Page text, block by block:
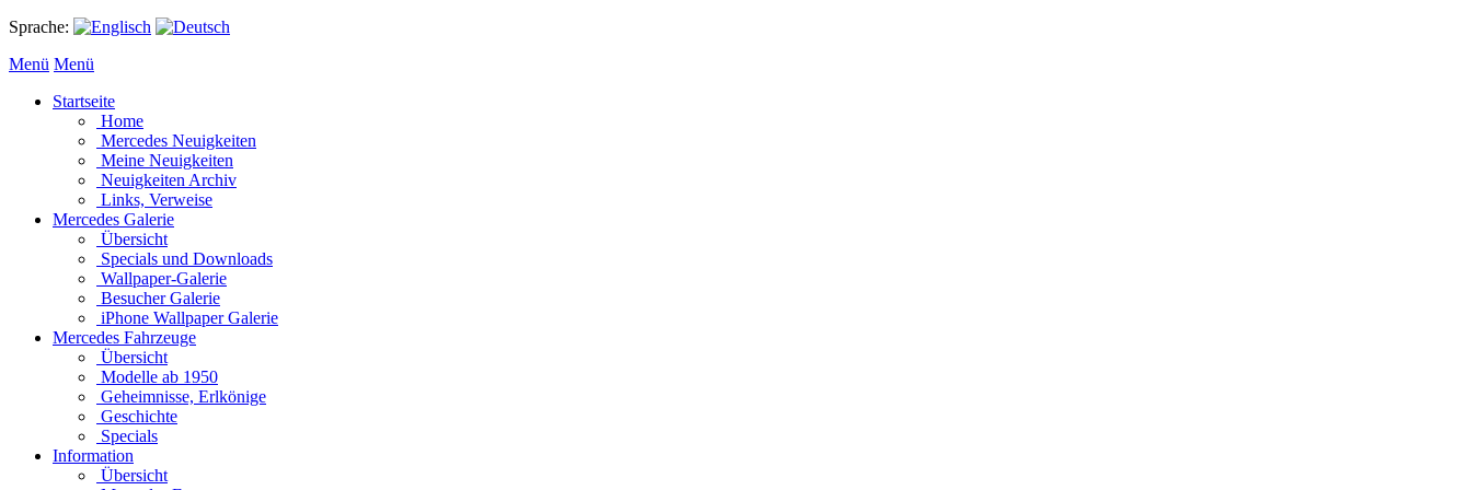
Sprache:
Menü Menü
Startseite
Home
Mercedes Neuigkeiten
Meine Neuigkeiten
Neuigkeiten Archiv
Links, Verweise
Mercedes Galerie
Übersicht
Specials und Downloads
Wallpaper-Galerie
Besucher Galerie
iPhone Wallpaper Galerie
Mercedes Fahrzeuge
Übersicht
Modelle ab 1950
Geheimnisse, Erlkönige
Geschichte
Specials
Information
Übersicht